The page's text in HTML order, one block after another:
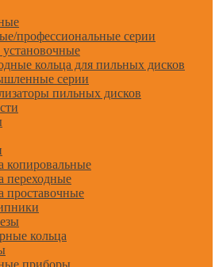
профессиональные серии
кольца для пильных дисков
серии
пильных дисков
копировальные
переходные
проставочные
кольца
приборы